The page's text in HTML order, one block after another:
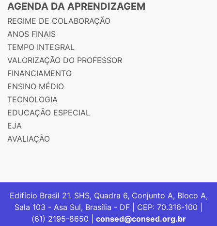
AGENDA DA APRENDIZAGEM
REGIME DE COLABORAÇÃO
ANOS FINAIS
TEMPO INTEGRAL
VALORIZAÇÃO DO PROFESSOR
FINANCIAMENTO
ENSINO MÉDIO
TECNOLOGIA
EDUCAÇÃO ESPECIAL
EJA
AVALIAÇÃO
Edifício Brasil 21. SHS, Quadra 6, Conjunto A, Bloco A,
Sala 103 - Asa Sul, Brasília - DF | CEP: 70.316-100 |
(61) 2195-8650 | consed@consed.org.br